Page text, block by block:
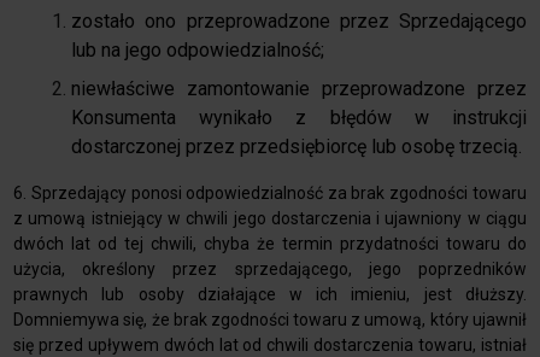
zostało ono przeprowadzone przez Sprzedającego
lub na jego odpowiedzialność;
niewłaściwe zamontowanie przeprowadzone przez
Konsumenta wynikało z błędów w instrukcji
dostarczonej przez przedsiębiorcę lub osobę trzecią.
6. Sprzedający ponosi odpowiedzialność za brak zgodności towaru
z umową istniejący w chwili jego dostarczenia i ujawniony w ciągu
dwóch lat od tej chwili, chyba że termin przydatności towaru do
użycia, określony przez sprzedającego, jego poprzedników
prawnych lub osoby działające w ich imieniu, jest dłuższy.
Domniemywa się, że brak zgodności towaru z umową, który ujawnił
się przed upływem dwóch lat od chwili dostarczenia towaru, istniał